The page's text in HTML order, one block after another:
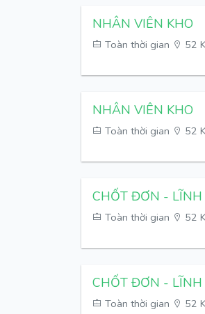
NHÂN VIÊN KHO
Toàn thời gian 52
NHÂN VIÊN KHO
Toàn thời gian 52
CHỐT ĐƠN -
Toàn thời gian 52
CHỐT ĐƠN -
Toàn thời gian 52